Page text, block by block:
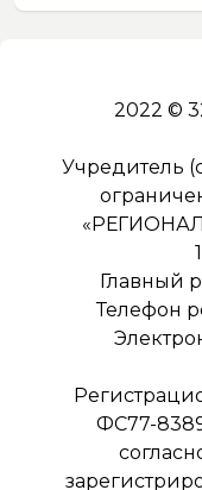
2022 ©
Учредитель
Главный
Телефон
ФС77-